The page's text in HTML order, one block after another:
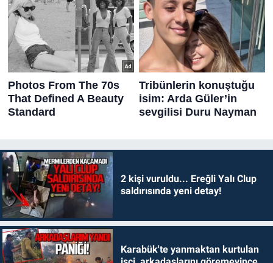
2 kişi vuruldu... Ereğli Yalı Clup
saldırısında yeni detay!
Karabük'te yanmaktan kurtulan